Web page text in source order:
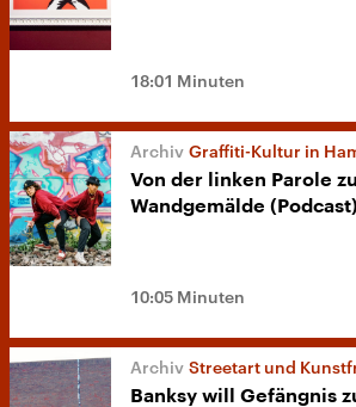
18:01 Minuten
Graffiti-Kultur in
Von der linken Parole
Wandgemälde (Podcast)
10:05 Minuten
Streetart und
Banksy will Gefängnis